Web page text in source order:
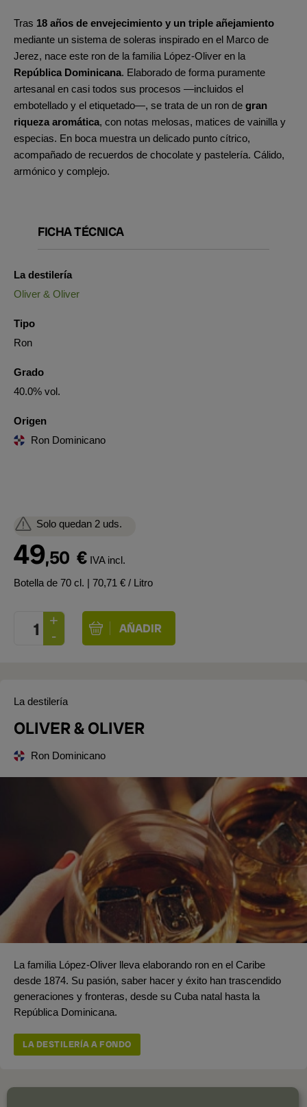
Tras 18 años de envejecimiento y un triple añejamiento
mediante un sistema de soleras inspirado en el Marco de
Jerez, nace este ron de la familia López-Oliver en la
República Dominicana. Elaborado de forma puramente
artesanal en casi todos sus procesos —incluidos el
embotellado y el etiquetado—, se trata de un ron de gran
riqueza aromática, con notas melosas, matices de vainilla y
especias. En boca muestra un delicado punto cítrico,
acompañado de recuerdos de chocolate y pastelería. Cálido,
armónico y complejo.
FICHA TÉCNICA
La destilería
Oliver & Oliver
Tipo
Ron
Grado
40.0% vol.
Origen
Ron Dominicano
Solo quedan 2 uds.
49,50 € IVA incl.
Botella de 70 cl. | 70,71 € / Litro
La destilería
OLIVER & OLIVER
Ron Dominicano
La familia López-Oliver lleva elaborando ron en el Caribe
desde 1874. Su pasión, saber hacer y éxito han trascendido
generaciones y fronteras, desde su Cuba natal hasta la
República Dominicana.
LA DESTILERÍA A FONDO